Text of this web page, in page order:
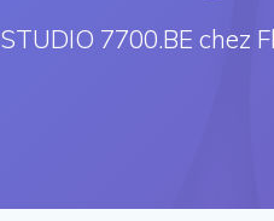
STUDIO 7700.BE chez